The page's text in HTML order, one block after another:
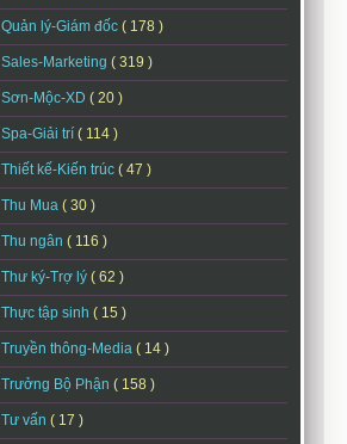
Quản lý-Giám đốc ( 178 )
Sales-Marketing ( 319 )
Sơn-Mộc-XD ( 20 )
Spa-Giải trí ( 114 )
Thiết kế-Kiến trúc ( 47 )
Thu Mua ( 30 )
Thu ngân ( 116 )
Thư ký-Trợ lý ( 62 )
Thực tập sinh ( 15 )
Truyền thông-Media ( 14 )
Trưởng Bộ Phận ( 158 )
Tư vấn ( 17 )